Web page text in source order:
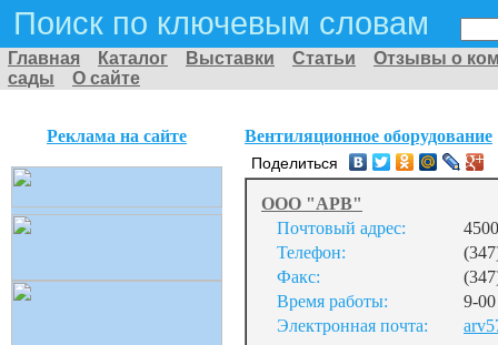
Поиск по ключевым словам
Главная Каталог Выставки Статьи
Отзывы о
сады
О сайте
Реклама на сайте Вентиляционное оборудование
Поделиться
ООО "АРВ"
Почтовый адрес:
Телефон:
Факс:
Время работы:
9-
Электронная почта: